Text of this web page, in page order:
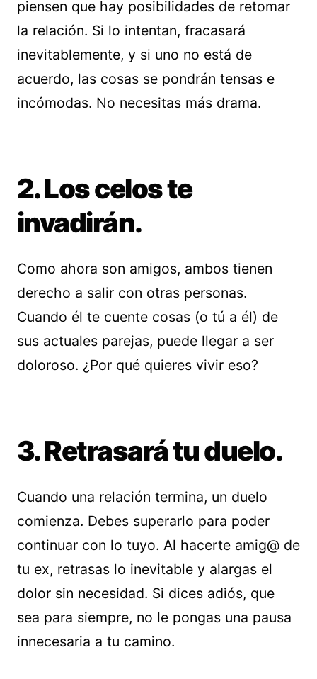
piensen que hay posibilidades de retomar
la relación. Si lo intentan, fracasará
inevitablemente, y si uno no está de
acuerdo, las cosas se pondrán tensas e
incómodas. No necesitas más drama.
2. Los celos te
invadirán.
Como ahora son amigos, ambos tienen
derecho a salir con otras personas.
Cuando él te cuente cosas (o tú a él) de
sus actuales parejas, puede llegar a ser
doloroso. ¿Por qué quieres vivir eso?
3. Retrasará tu duelo.
Cuando una relación termina, un duelo
comienza. Debes superarlo para poder
continuar con lo tuyo. Al hacerte amig@ de
tu ex, retrasas lo inevitable y alargas el
dolor sin necesidad. Si dices adiós, que
sea para siempre, no le pongas una pausa
innecesaria a tu camino.